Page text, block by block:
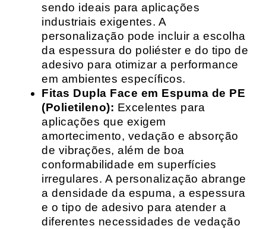
sendo ideais para aplicações
industriais exigentes. A
personalização pode incluir a escolha
da espessura do poliéster e do tipo de
adesivo para otimizar a performance
em ambientes específicos.
Fitas Dupla Face em Espuma de PE
(Polietileno): Excelentes para
aplicações que exigem
amortecimento, vedação e absorção
de vibrações, além de boa
conformabilidade em superfícies
irregulares. A personalização abrange
a densidade da espuma, a espessura
e o tipo de adesivo para atender a
diferentes necessidades de vedação